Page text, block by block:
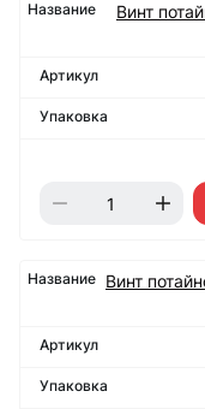
Винт
Винт